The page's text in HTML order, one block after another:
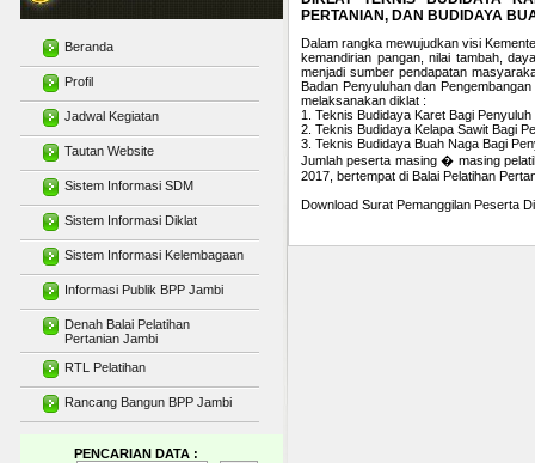
Beranda
Profil
Jadwal Kegiatan
Tautan Website
Sistem Informasi SDM
Sistem Informasi Diklat
Sistem Informasi Kelembagaan
Informasi Publik BPP Jambi
Denah Balai Pelatihan
Pertanian Jambi
RTL Pelatihan
Rancang Bangun BPP Jambi
PENCARIAN DATA :
PERTANIAN, DAN BUDIDAYA
Dalam rangka mewujudkan visi
kemandirian pangan, nilai tambah,
menjadi sumber pendapatan
Badan Penyuluhan dan
melaksanakan diklat :
1. Teknis Budidaya Karet Bagi Penyuluh
2. Teknis Budidaya Kelapa Sawit Bagi
3. Teknis Budidaya Buah Naga Bagi
Jumlah peserta masing � masing
2017, bertempat di Balai Pelatihan
Download Surat Pemanggilan Peserta